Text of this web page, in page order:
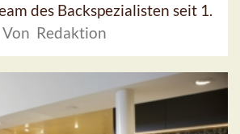
des Backspezialisten seit 1.
Von Redaktion